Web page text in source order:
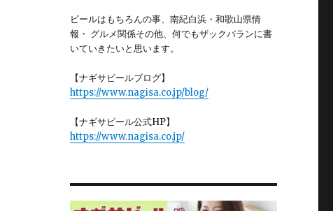
ビールはもちろんの事、南紀白浜・和歌山県情
報・ グルメ関係その他、何でもザックバランに書
いていきたいと思います。
【ナギサビールブログ】
https://www.nagisa.co.jp/blog/
【ナギサビール公式HP】
https://www.nagisa.co.jp/